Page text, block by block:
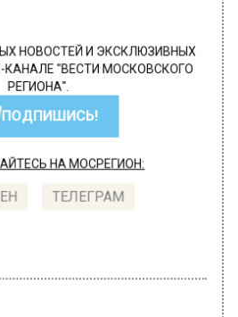
НОВОСТЕЙ И ЭКСКЛЮЗИВНЫХ
КАНАЛЕ "ВЕСТИ МОСКОВСКОГО
РЕГИОНА".
ПОДПИШИСЬ!
НА МОСРЕГИОН:
ТЕЛЕГРАМ